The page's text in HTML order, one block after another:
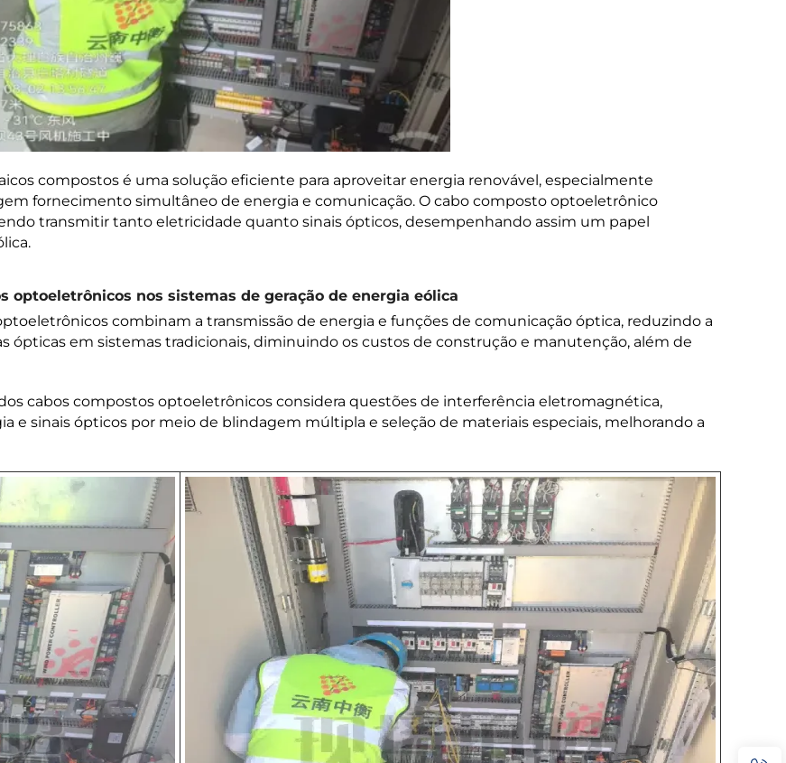
compostos é uma solução eficiente para aproveitar energia renovável, especialmente
fornecimento simultâneo de energia e comunicação. O cabo composto optoeletrônico
transmitir tanto eletricidade quanto sinais ópticos, desempenhando assim um papel
optoeletrônicos nos sistemas de geração de energia eólica
combinam a transmissão de energia e funções de comunicação óptica, reduzindo a
ópticas em sistemas tradicionais, diminuindo os custos de construção e manutenção, além de
cabos compostos optoeletrônicos considera questões de interferência eletromagnética,
e sinais ópticos por meio de blindagem múltipla e seleção de materiais especiais, melhorando a